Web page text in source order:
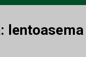
lentoasema